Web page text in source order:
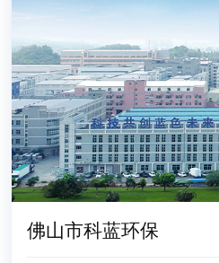
佛山市科蓝环保